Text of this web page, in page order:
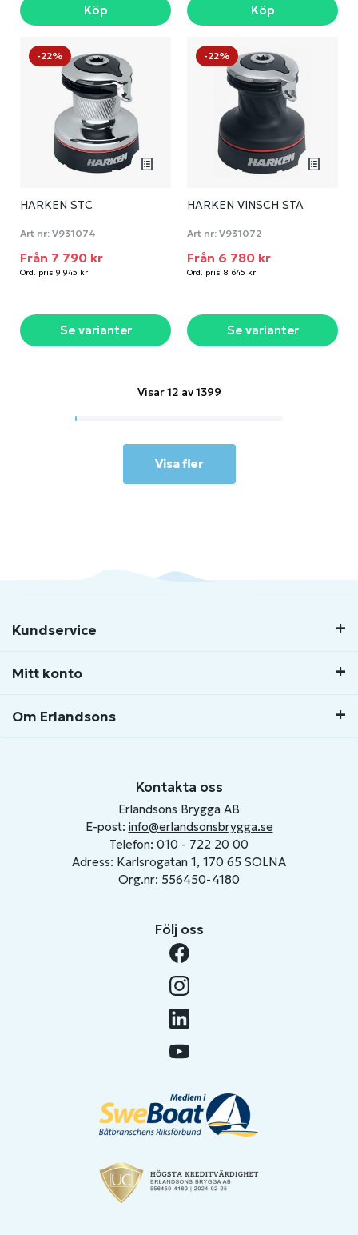
Köp Köp
-22%
HARKEN STC
Art nr: V931074
Från 7 790 kr
Ord. pris 9 945 kr
Se varianter
-22%
HARKEN VINSCH STA
Art nr: V931072
Från 6 780 kr
Ord. pris 8 645 kr
Se varianter
Visar 12 av 1399
Visa fler
Kundservice
Mitt konto
Om Erlandsons
Kontakta oss
Erlandsons Brygga AB
E-post: info@erlandsonsbrygga.se
Telefon: 010 - 722 20 00
Adress: Karlsrogatan 1, 170 65 SOLNA
Org.nr: 556450-4180
Följ oss